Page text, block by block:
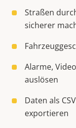
Straßen
sicherer
Alarme,
auslösen
Daten als
exportieren